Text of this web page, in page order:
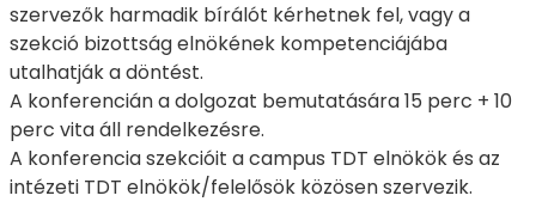
szervezők harmadik bírálót kérhetnek fel, vagy a
szekció bizottság elnökének kompetenciájába
utalhatják a döntést.
A konferencián a dolgozat bemutatására 15 perc + 10
perc vita áll rendelkezésre.
A konferencia szekcióit a campus TDT elnökök és az
intézeti TDT elnökök/felelősök közösen szervezik.